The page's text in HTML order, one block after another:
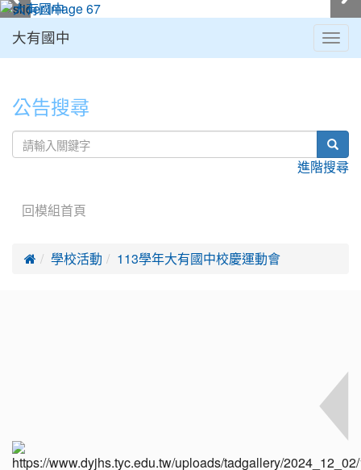
大有國中
公告搜尋
進階搜尋
回模組首頁
 學校活動 113學年大有國中校慶運動會